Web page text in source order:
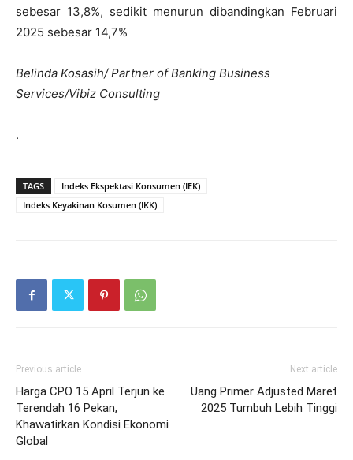
sebesar 13,8%, sedikit menurun dibandingkan Februari
2025 sebesar 14,7%
Belinda Kosasih/ Partner of Banking Business
Services/Vibiz Consulting
.
TAGS
Indeks Ekspektasi Konsumen (IEK)
Indeks Keyakinan Kosumen (IKK)
Previous article
Harga CPO 15 April Terjun ke
Terendah 16 Pekan,
Khawatirkan Kondisi Ekonomi
Global
Next article
Uang Primer Adjusted Maret
2025 Tumbuh Lebih Tinggi